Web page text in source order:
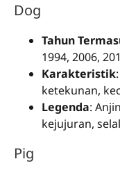
Dog
Tahun
1994, 2006,
Karakteristik
ketekunan,
Legenda:
kejujuran,
Pig